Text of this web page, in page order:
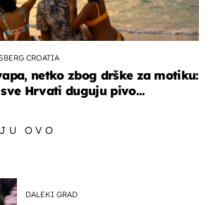
CROATIA
netko zbog drške za motiku:
Hrvati duguju pivo...
OVO
DALEKI GRAD